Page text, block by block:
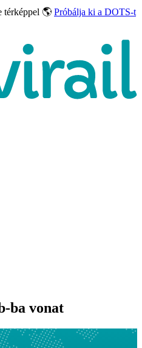
térképpel 🌎 Próbálja ki a DOTS-t
ba vonat